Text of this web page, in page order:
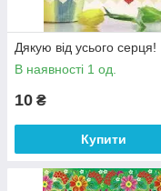
Дякую від усього серця!
В наявності 1 од.
10 ₴
Купити